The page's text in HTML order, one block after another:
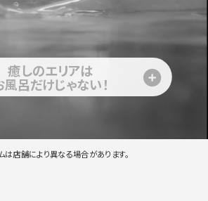
癒しのエリアは
風呂だけじゃない！
店舗により異なる場合があります。